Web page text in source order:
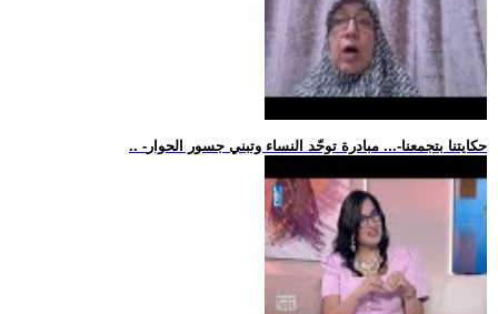
.. -حكايتنا بتجمعنا-... مبادرة توحّد النساء وتبني جسور الحوار